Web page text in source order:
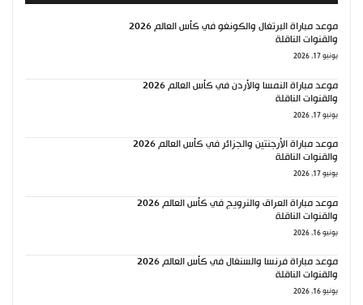
موعد مباراة البرتغال والكونغو في كأس العالم 2026
والقنوات الناقلة
يونيو 17, 2026
موعد مباراة النمسا والأردن في كأس العالم 2026
والقنوات الناقلة
يونيو 17, 2026
موعد مباراة الأرجنتين والجزائر في كأس العالم 2026
والقنوات الناقلة
يونيو 17, 2026
موعد مباراة العراق والنرويج في كأس العالم 2026
والقنوات الناقلة
يونيو 16, 2026
موعد مباراة فرنسا والسنغال في كأس العالم 2026
والقنوات الناقلة
يونيو 16, 2026